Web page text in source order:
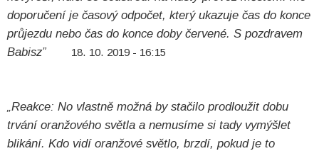
doporučení je časový odpočet, který ukazuje čas do konce
průjezdu nebo čas do konce doby červené. S pozdravem
Babisz”
18. 10. 2019 - 16:15
„Reakce: No vlastně možná by stačilo prodloužit dobu
trvání oranžového světla a nemusíme si tady vymýšlet
blikání. Kdo vidí oranžové světlo, brzdí, pokud je to